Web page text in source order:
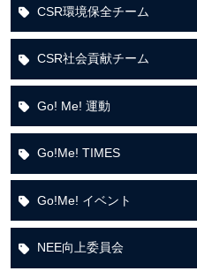
CSR環境保全チーム
CSR社会貢献チーム
Go! Me! 運動
Go!Me! TIMES
Go!Me! イベント
NEE向上委員会